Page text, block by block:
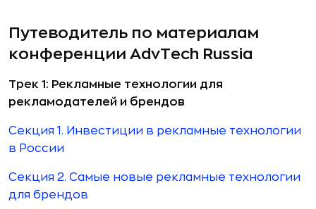
Путеводитель по материалам
конференции AdvTech Russia
Трек 1: Рекламные технологии для
рекламодателей и брендов
Секция 1. Инвестиции в рекламные технологии
в России
Секция 2. Самые новые рекламные технологии
для брендов